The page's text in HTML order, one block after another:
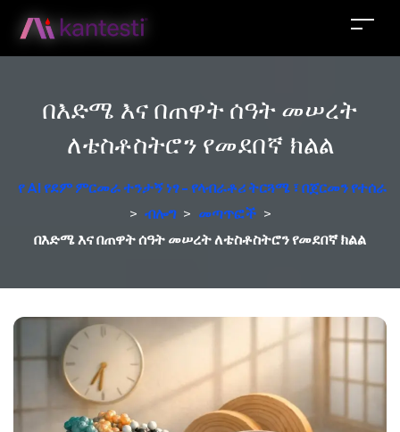
በእድሜ እና በጠዋት ሰዓት መሠረት
ለቴስቶስትሮን የመደበኛ ክልል
የ AI የደም ምርመራ ተንታኝ ነፃ - የላብራቶሪ ትርጓሜ ፣ በጀርመን የተሰራ
> ብሎግ > መጣጥፎች >
በእድሜ እና በጠዋት ሰዓት መሠረት ለቴስቶስትሮን የመደበኛ ክልል